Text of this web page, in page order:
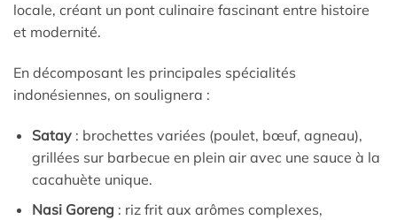
locale, créant un pont culinaire fascinant entre histoire
et modernité.
En décomposant les principales spécialités
indonésiennes, on soulignera :
Satay: brochettes variées (poulet, bœuf, agneau),
grillées sur barbecue en plein air avec une sauce à la
cacahuète unique.
Nasi Goreng: riz frit aux arômes complexes,